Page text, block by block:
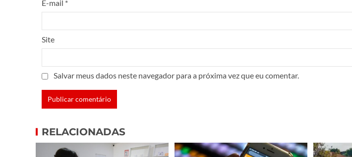
E-mail *
Site
Salvar meus dados neste navegador para a próxima vez que eu comentar.
RELACIONADAS